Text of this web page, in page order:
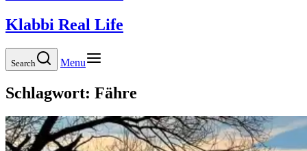
Klabbi Real Life
Search Menu
Schlagwort: Fähre